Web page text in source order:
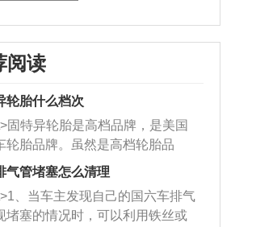
阅读
轮胎什么档次
固特异轮胎是高档品牌，是美国
轮胎品牌。虽然是高档轮胎品
是中高低端的轮胎都有生产，这
了更好的开拓市场。
气管堵塞怎么清理
、当车主发现自己的国六车排气
堵塞的情况时，可以利用铁丝或